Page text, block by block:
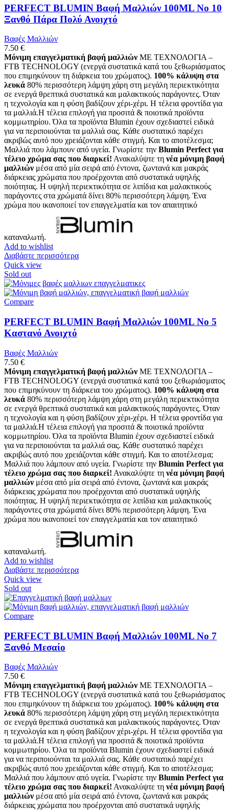
PERFECT BLUMIN Βαφή Μαλλιών 100ML No 10
Ξανθό Πάρα Πολύ Ανοιχτό
Βαφές Μαλλιών
7.50 €
Μόνιμη επαγγελματική βαφή μαλλιών ΜΕ ΤΕΧΝΟΛΟΓΙΑ –
FTB TECHNOLOGY (ενεργά συστατικά κατά του ξεθωριάσματος
που επιμηκύνουν τη διάρκεια του χρώματος). 100% κάλυψη στα
λευκά 80% περισσότερη λάμψη χάρη στη μεγάλη περιεκτικότητα
σε ενεργά θρεπτικά συστατικά και μαλακτικούς παράγοντες. Όταν
η τεχνολογία και η φύση βαδίζουν χέρι-χέρι. Η τέλεια φροντίδα για
τα μαλλιά.Η τέλεια επιλογή για προσιτά & ποιοτικά προϊόντα
κομμωτηρίου. Όλα τα προϊόντα Blumin έχουν σχεδιαστεί ειδικά
για να περιποιούνται τα μαλλιά σας. Κάθε συστατικό παρέχει
ακριβώς αυτό που χρειάζονται κάθε στιγμή. Και το αποτέλεσμα;
Μαλλιά που λάμπουν από υγεία. Γνωρίστε την Blumin Perfect για
τέλειο χρώμα σας που διαρκεί! Ανακαλύψτε τη νέα μόνιμη βαφή
μαλλιών μέσα από μία σειρά από έντονα, ζωντανά και μακράς
διάρκειας χρώματα που προέρχονται από συστατικά υψηλής
ποιότητας. Η υψηλή περιεκτικότητα σε λιπίδια και μαλακτικούς
παράγοντες στα χρώματά δίνει 80% περισσότερη λάμψη. Ένα
χρώμα που ικανοποιεί τον επαγγελματία και τον απαιτητικό
καταναλωτή.
Add to wishlist
Διαβάστε περισσότερα
Quick view
Sold out
Compare
PERFECT BLUMIN Βαφή Μαλλιών 100ML No 5
Καστανό Ανοιχτό
Βαφές Μαλλιών
7.50 €
Μόνιμη επαγγελματική βαφή μαλλιών ΜΕ ΤΕΧΝΟΛΟΓΙΑ –
FTB TECHNOLOGY (ενεργά συστατικά κατά του ξεθωριάσματος
που επιμηκύνουν τη διάρκεια του χρώματος). 100% κάλυψη στα
λευκά 80% περισσότερη λάμψη χάρη στη μεγάλη περιεκτικότητα
σε ενεργά θρεπτικά συστατικά και μαλακτικούς παράγοντες. Όταν
η τεχνολογία και η φύση βαδίζουν χέρι-χέρι. Η τέλεια φροντίδα για
τα μαλλιά.Η τέλεια επιλογή για προσιτά & ποιοτικά προϊόντα
κομμωτηρίου. Όλα τα προϊόντα Blumin έχουν σχεδιαστεί ειδικά
για να περιποιούνται τα μαλλιά σας. Κάθε συστατικό παρέχει
ακριβώς αυτό που χρειάζονται κάθε στιγμή. Και το αποτέλεσμα;
Μαλλιά που λάμπουν από υγεία. Γνωρίστε την Blumin Perfect για
τέλειο χρώμα σας που διαρκεί! Ανακαλύψτε τη νέα μόνιμη βαφή
μαλλιών μέσα από μία σειρά από έντονα, ζωντανά και μακράς
διάρκειας χρώματα που προέρχονται από συστατικά υψηλής
ποιότητας. Η υψηλή περιεκτικότητα σε λιπίδια και μαλακτικούς
παράγοντες στα χρώματά δίνει 80% περισσότερη λάμψη. Ένα
χρώμα που ικανοποιεί τον επαγγελματία και τον απαιτητικό
καταναλωτή.
Add to wishlist
Διαβάστε περισσότερα
Quick view
Sold out
Compare
PERFECT BLUMIN Βαφή Μαλλιών 100ML No 7
Ξανθό Μεσαίο
Βαφές Μαλλιών
7.50 €
Μόνιμη επαγγελματική βαφή μαλλιών ΜΕ ΤΕΧΝΟΛΟΓΙΑ –
FTB TECHNOLOGY (ενεργά συστατικά κατά του ξεθωριάσματος
που επιμηκύνουν τη διάρκεια του χρώματος). 100% κάλυψη στα
λευκά 80% περισσότερη λάμψη χάρη στη μεγάλη περιεκτικότητα
σε ενεργά θρεπτικά συστατικά και μαλακτικούς παράγοντες. Όταν
η τεχνολογία και η φύση βαδίζουν χέρι-χέρι. Η τέλεια φροντίδα για
τα μαλλιά.Η τέλεια επιλογή για προσιτά & ποιοτικά προϊόντα
κομμωτηρίου. Όλα τα προϊόντα Blumin έχουν σχεδιαστεί ειδικά
για να περιποιούνται τα μαλλιά σας. Κάθε συστατικό παρέχει
ακριβώς αυτό που χρειάζονται κάθε στιγμή. Και το αποτέλεσμα;
Μαλλιά που λάμπουν από υγεία. Γνωρίστε την Blumin Perfect για
τέλειο χρώμα σας που διαρκεί! Ανακαλύψτε τη νέα μόνιμη βαφή
μαλλιών μέσα από μία σειρά από έντονα, ζωντανά και μακράς
διάρκειας χρώματα που προέρχονται από συστατικά υψηλής